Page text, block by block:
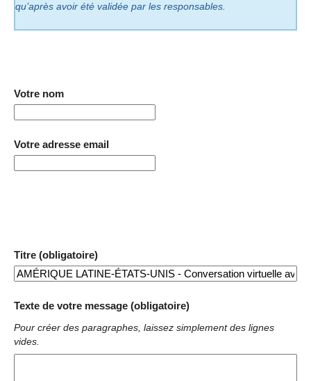
qu’après avoir été validée par les responsables.
Votre nom
Votre adresse email
Titre (obligatoire)
Texte de votre message (obligatoire)
Pour créer des paragraphes, laissez simplement des lignes
vides.